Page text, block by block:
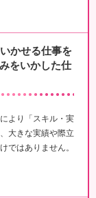
かせる仕事を
をいかした仕
より「スキル・実
大きな実績や際立
ではありません。